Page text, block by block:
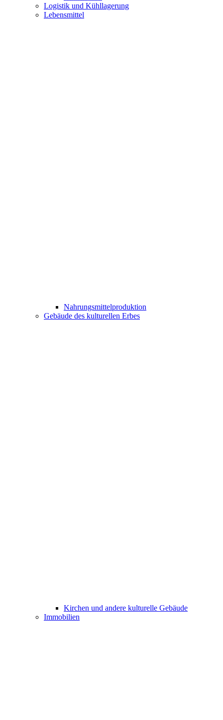
Logistik und Kühllagerung
Lebensmittel
Nahrungsmittelproduktion
Gebäude des kulturellen Erbes
Kirchen und andere kulturelle Gebäude
Immobilien